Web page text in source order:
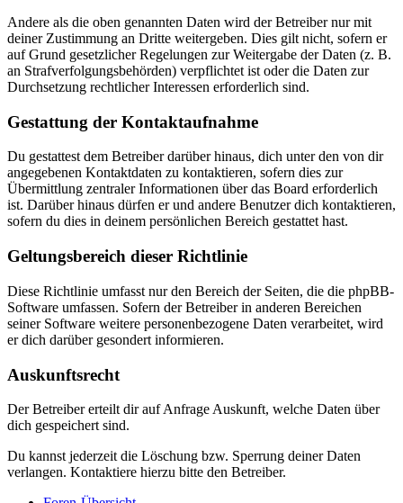
Andere als die oben genannten Daten wird der Betreiber nur mit
deiner Zustimmung an Dritte weitergeben. Dies gilt nicht, sofern er
auf Grund gesetzlicher Regelungen zur Weitergabe der Daten (z. B.
an Strafverfolgungsbehörden) verpflichtet ist oder die Daten zur
Durchsetzung rechtlicher Interessen erforderlich sind.
Gestattung der Kontaktaufnahme
Du gestattest dem Betreiber darüber hinaus, dich unter den von dir
angegebenen Kontaktdaten zu kontaktieren, sofern dies zur
Übermittlung zentraler Informationen über das Board erforderlich
ist. Darüber hinaus dürfen er und andere Benutzer dich kontaktieren,
sofern du dies in deinem persönlichen Bereich gestattet hast.
Geltungsbereich dieser Richtlinie
Diese Richtlinie umfasst nur den Bereich der Seiten, die die phpBB-
Software umfassen. Sofern der Betreiber in anderen Bereichen
seiner Software weitere personenbezogene Daten verarbeitet, wird
er dich darüber gesondert informieren.
Auskunftsrecht
Der Betreiber erteilt dir auf Anfrage Auskunft, welche Daten über
dich gespeichert sind.
Du kannst jederzeit die Löschung bzw. Sperrung deiner Daten
verlangen. Kontaktiere hierzu bitte den Betreiber.